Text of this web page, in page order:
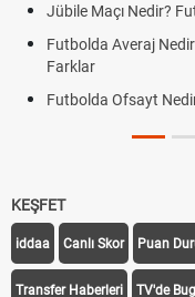
Jübile Maçı Nedir?
Futbolda Averaj
Farklar
Futbolda Ofsayt
KEŞFET
iddaa Canlı Skor Puan
Transfer Haberleri TV'de